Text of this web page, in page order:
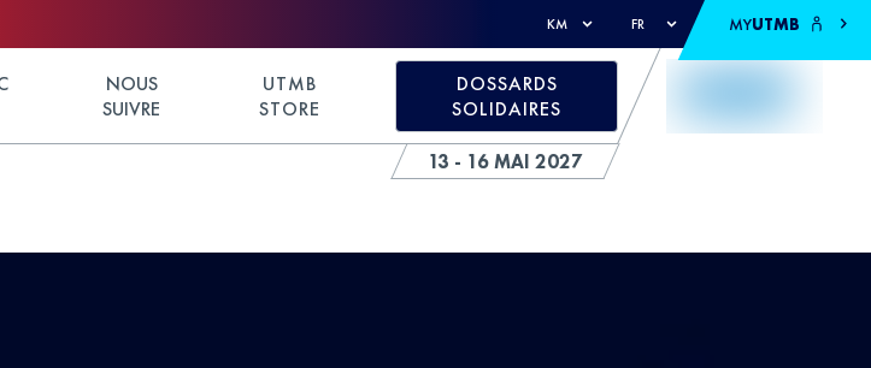
KM FR MYUTMB
13 - 16 MAI 2027
NOUS
SUIVRE
UTMB
STORE
DOSSARDS
SOLIDAIRES